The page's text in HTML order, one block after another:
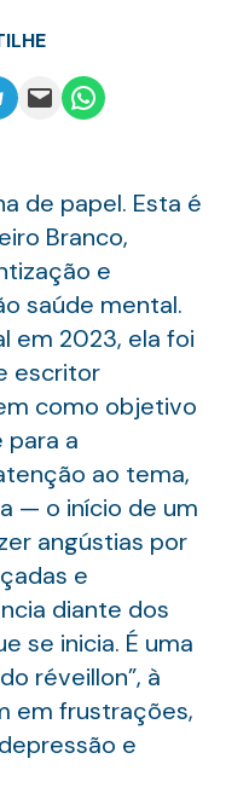
on Telegram
Email this PageShare on WhatsApp
de papel. Esta é
Branco,
e
saúde mental.
em 2023, ela foi
escritor
como objetivo
a
ao tema,
— o início de um
angústias por
e
diante dos
se inicia. É uma
réveillon”, à
em frustrações,
e